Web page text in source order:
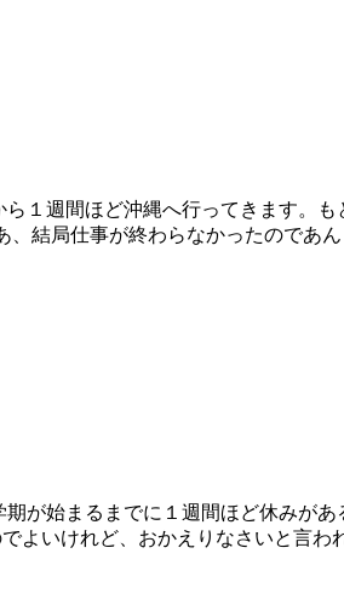
１週間ほど沖縄へ行ってきます。
、結局仕事が終わらなかったのであ
が始まるまでに１週間ほど休みが
よいけれど、おかえりなさいと言わ